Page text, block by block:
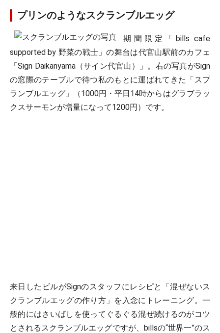
プリンのようなスクランブルエッグ
期間限定「bills cafe
supported by 野菜の戦士」の舞台は代官山駅前のカフェ
「Sign Daikanyama（サイン代官山）」。右の写真がSign
の窓際のテーブルで待つ私のもとに運ばれてきた「スプ
ランブルエッグ」（1000円・平日14時からはグラブラッ
クスサーモンが増量になって1200円）です。
来日したビルがSignのスタッフにレシピと「混ぜないス
クランブルエッグの作り方」を入念にトレーニング。一
般的にはさいばしを使ってぐるぐる混ぜ続けるのがコツ
とされるスクランブルエッグですが、billsの“世界一”のス